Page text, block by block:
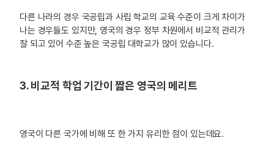
다른 나라의 경우 국공립과 사립 학교의 교육 수준이 크게 차이가
나는 경우들도 있지만, 영국의 경우 정부 차원에서 비교적 관리가
잘 되고 있어 수준 높은 국공립 대학교가 많이 있습니다.
3. 비교적 학업 기간이 짧은 영국의 메리트
영국이 다른 국가에 비해 또 한 가지 유리한 점이 있는데요.